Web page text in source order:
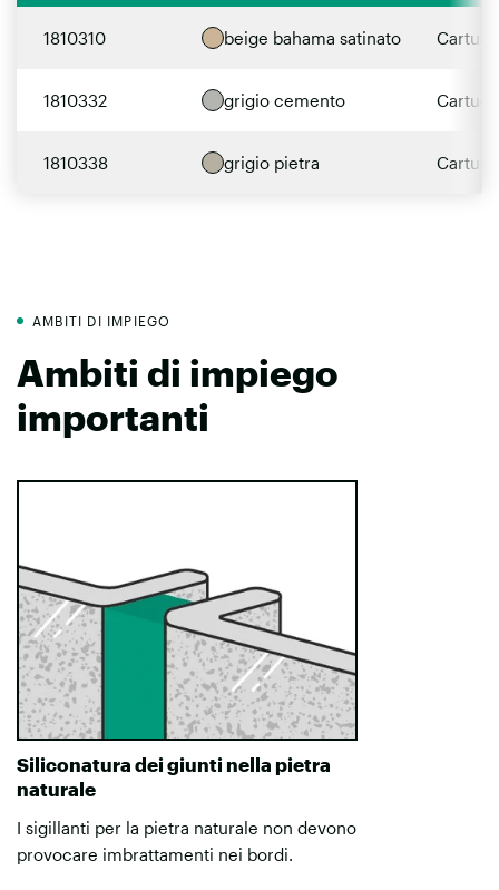
1810310 beige bahama satinato
1810332 grigio cemento
1810338 grigio pietra
AMBITI DI IMPIEGO
Ambiti di impiego
importanti
Siliconatura dei giunti nella pietra
naturale
I sigillanti per la pietra naturale non devono
provocare imbrattamenti nei bordi.